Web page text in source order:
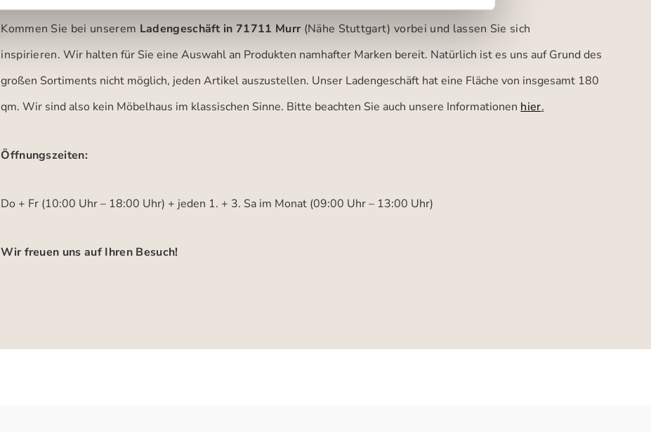
Kommen Sie bei unserem Ladengeschäft in 71711 Murr (Nähe Stuttgart) vorbei und lassen Sie sich
inspirieren.Wir halten für Sie eine Auswahl an Produkten namhafter Marken bereit. Natürlich ist es uns auf Grund des
großen Sortiments nicht möglich, jeden Artikel auszustellen. Unser Ladengeschäft hat eine Fläche von insgesamt 180
qm. Wir sind also kein Möbelhaus im klassischen Sinne. Bitte beachten Sie auch unsere Informationen hier.
Öffnungszeiten:
Do + Fr (10:00 Uhr – 18:00 Uhr) + jeden 1. + 3. Sa im Monat (09:00 Uhr – 13:00 Uhr)
Wir freuen uns auf Ihren Besuch!